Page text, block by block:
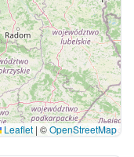
Leaflet | ©OpenStreetMap